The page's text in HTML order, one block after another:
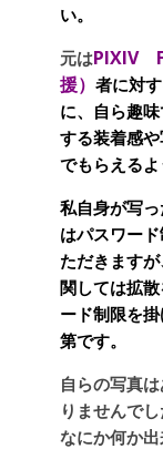
い。
元はPIXIV
援） 者に対
に、自ら趣
する装着感
でもらえるよ
私自身が写
はパスワー
ただきます
関しては拡
ード制限を
第です。
自らの写真
りませんで
なにか何か